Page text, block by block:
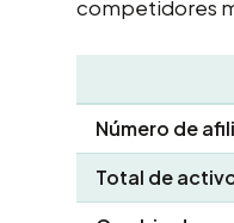
competidores
Número de
Total de